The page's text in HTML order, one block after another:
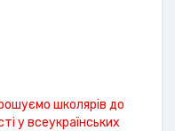
школярів до
у всеукраїнських